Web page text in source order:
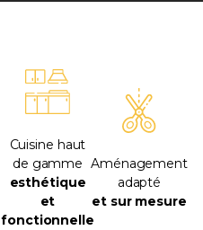
Cuisine haut
de gamme
esthétique
et
fonctionnelle
Aménagement
adapté
et sur mesure